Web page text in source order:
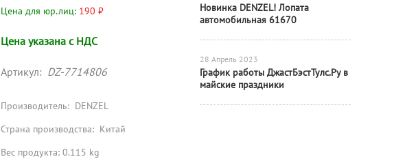
Цена для юр.лиц: 190 ₽
Цена указана с НДС
Артикул: DZ-7714806
Производитель: DENZEL
Страна производства: Китай
Вес продукта: 0.115 kg
Новинка DENZEL! Лопата
автомобильная 61670
28 Апрель 2023
График работы ДжастБэстТулс.Ру в
майские праздники